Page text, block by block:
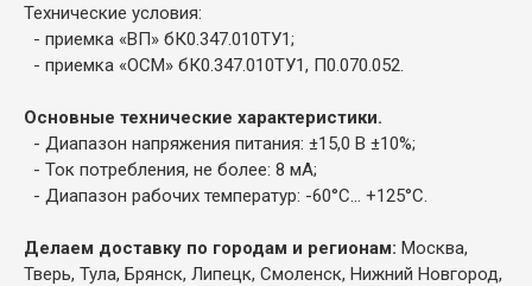
Технические условия:
- приемка «ВП» бК0.347.010ТУ1;
- приемка «ОСМ» бК0.347.010ТУ1, П0.070.052.
Основные технические характеристики.
- Диапазон напряжения питания: ±15,0 В ±10%;
- Ток потребления, не более: 8 мА;
- Диапазон рабочих температур: -60°C... +125°С.
Делаем доставку по городам и регионам: Москва,
Тверь, Тула, Брянск, Липецк, Смоленск, Нижний Новгород,